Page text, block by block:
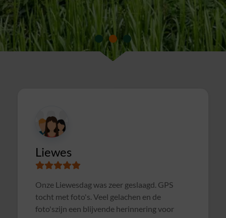
Susanne
Samen met collega's Sterrenslag gedaan.
Alles was goed geregeld, soms wat te druk op
het veld door andere groepen, waardoor het